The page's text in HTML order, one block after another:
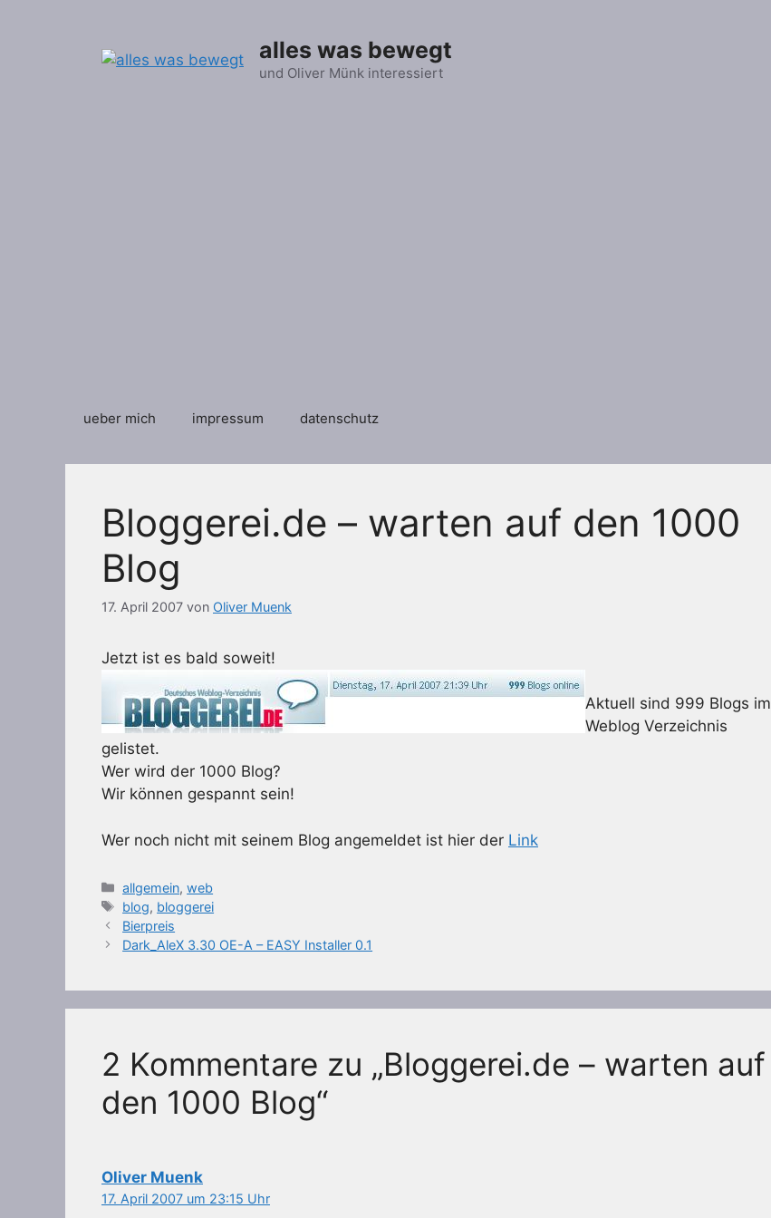
alles was bewegt
und Oliver Münk interessiert
ueber mich impressum datenschutz
Bloggerei.de – warten auf den 1000
Blog
17. April 2007 von Oliver Muenk
Jetzt ist es bald soweit!
Aktuell sind 999 Blogs im
Weblog Verzeichnis
gelistet.
Wer wird der 1000 Blog?
Wir können gespannt sein!
Wer noch nicht mit seinem Blog angemeldet ist hier der Link
Kategorien
allgemein,web
Schlagwörter
blog, bloggerei
Bierpreis
Dark_AleX 3.30 OE-A – EASY Installer 0.1
2 Kommentare zu „Bloggerei.de – warten auf
den 1000 Blog“
Oliver Muenk
17. April 2007 um 23:15 Uhr